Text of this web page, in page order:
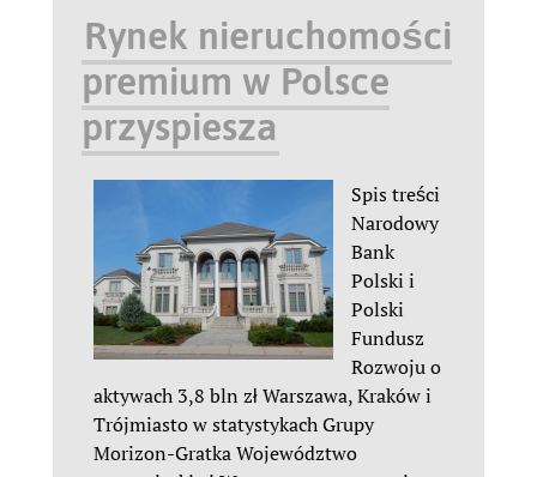
Rynek nieruchomości
premium w Polsce
przyspiesza
Spis treści
Narodowy
Bank
Polski i
Polski
Fundusz
Rozwoju o
aktywach 3,8 bln zł Warszawa, Kraków i
Trójmiasto w statystykach Grupy
Morizon-Gratka Województwo